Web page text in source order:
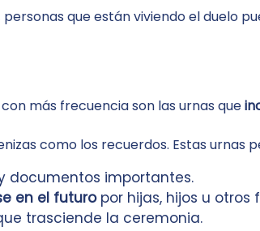
que están viviendo el duelo
más frecuencia son las urnas que
como los recuerdos. Estas urnas
documentos importantes.
en el futuropor hijas, hijos u otros
trasciende la ceremonia.